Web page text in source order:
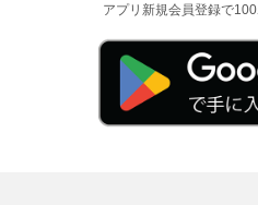
アプリ新規会員登録で